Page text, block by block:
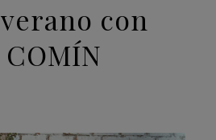
con